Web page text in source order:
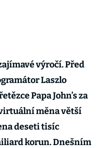
výročí. Před
Laszlo
Papa John’s za
měna větší
deseti tisíc
korun. Dnešním